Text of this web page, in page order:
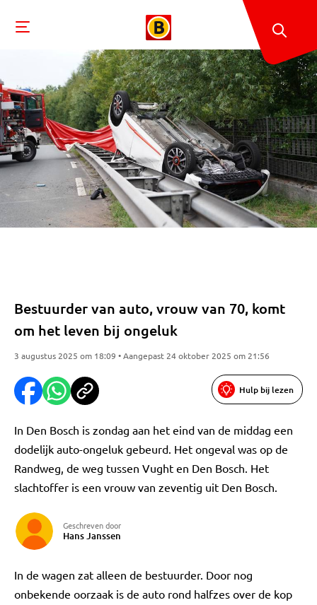
Bestuurder van auto, vrouw van 70, komt
om het leven bij ongeluk
3 augustus 2025 om 18:09 • Aangepast 24 oktober 2025 om 21:56
Hulp bij lezen
In Den Bosch is zondag aan het eind van de middag een
dodelijk auto-ongeluk gebeurd. Het ongeval was op de
Randweg, de weg tussen Vught en Den Bosch. Het
slachtoffer is een vrouw van zeventig uit Den Bosch.
Geschreven door
Hans Janssen
In de wagen zat alleen de bestuurder. Door nog
onbekende oorzaak is de auto rond halfzes over de kop